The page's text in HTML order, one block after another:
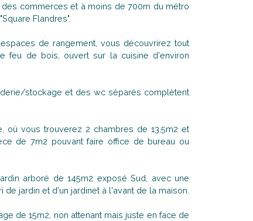
commerces et à moins de 700m du métro
Flandres".
de rangement, vous découvrirez tout
feu de bois, ouvert sur la cuisine d'environ
stockage et des wc séparés complètent
où vous trouverez 2 chambres de 13,5m2 et
de 7m2 pouvant faire office de bureau ou
arboré de 145m2 exposé Sud, avec une
jardin et d'un jardinet à l'avant de la maison.
de 15m2, non attenant mais juste en face de